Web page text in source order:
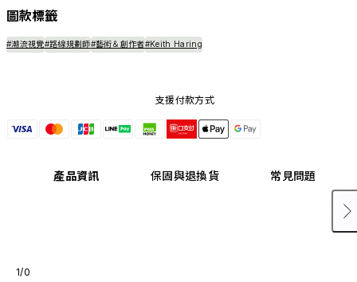
圖款標籤
#潮流視覺#路線規劃師#藝術＆創作者#Keith Haring
支援付款方式
產品資訊 保固與退換貨 常見問題
1/0